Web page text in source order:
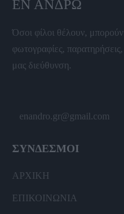
ΕΝ ΆΝΔΡΩ
Όσοι φίλοι θέλουν,
φωτογραφίες,
μας διεύθυνση.
enandro.gr@gmail.com
ΣΥΝΔΕΣΜΟΙ
ΑΡΧΙΚΗ
ΕΠΙΚΟΙΝΩΝΙΑ